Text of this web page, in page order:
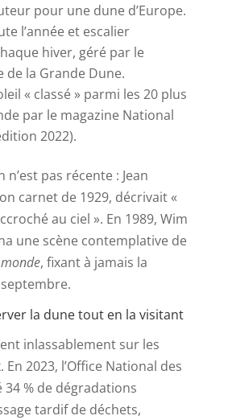
pour une dune d’Europe.
l’année et escalier
hiver, géré par le
de la Grande Dune.
« classé » parmi les 20 plus
par le magazine National
2022).
pas récente : Jean
carnet de 1929, décrivait «
au ciel ». En 1989, Wim
une scène contemplative de
, fixant à jamais la
la dune tout en la visitant
inlassablement sur les
En 2023, l’Office National des
% de dégradations
tardif de déchets,